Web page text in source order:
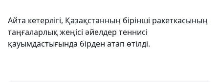
Айта кетерлігі, Қазақстанның бірінші ракеткасының
таңғаларлық жеңісі әйелдер теннисі
қауымдастығында бірден атап өтілді.